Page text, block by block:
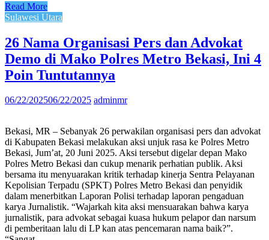
Read More
Sulawesi Utara
26 Nama Organisasi Pers dan Advokat
Demo di Mako Polres Metro Bekasi, Ini 4
Poin Tuntutannya
06/22/202506/22/2025 adminmr
Bekasi, MR – Sebanyak 26 perwakilan organisasi pers dan advokat
di Kabupaten Bekasi melakukan aksi unjuk rasa ke Polres Metro
Bekasi, Jum’at, 20 Juni 2025. Aksi tersebut digelar depan Mako
Polres Metro Bekasi dan cukup menarik perhatian publik. Aksi
bersama itu menyuarakan kritik terhadap kinerja Sentra Pelayanan
Kepolisian Terpadu (SPKT) Polres Metro Bekasi dan penyidik
dalam menerbitkan Laporan Polisi terhadap laporan pengaduan
karya Jurnalistik. “Wajarkah kita aksi mensuarakan bahwa karya
jurnalistik, para advokat sebagai kuasa hukum pelapor dan narsum
di pemberitaan lalu di LP kan atas pencemaran nama baik?”.